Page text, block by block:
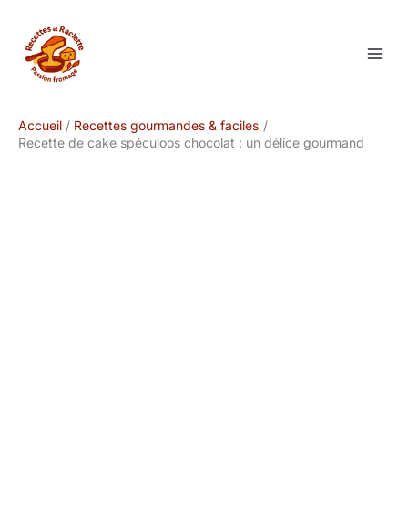
contenu
Accueil
Recettes gourmandes & faciles
Recette de cake spéculoos chocolat : un délice gourmand